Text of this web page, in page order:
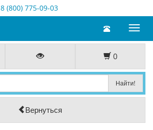
8 (800) 775-09-03
Toggle
0
Вернуться